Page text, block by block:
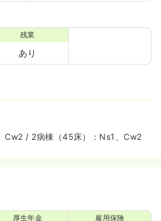
残業
あり
Cw2 / 2病棟（45床）：Ns1、Cw2
厚生年金 雇用保険